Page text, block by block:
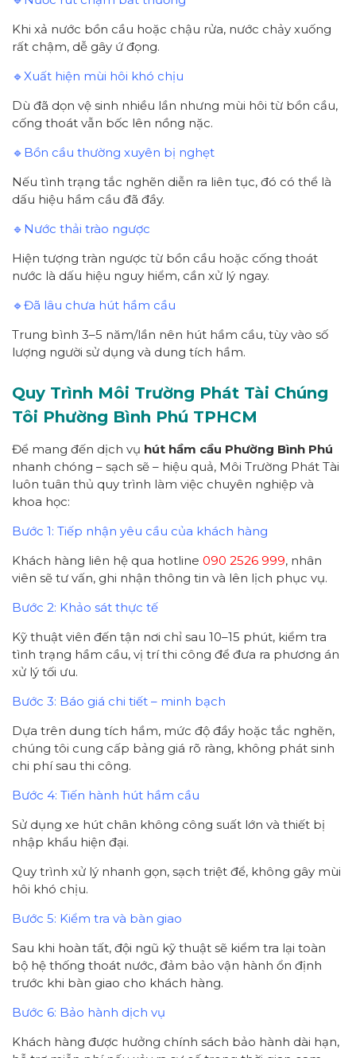
Khi xả nước bồn cầu hoặc chậu rửa, nước chảy xuống
rất chậm, dễ gây ứ đọng.
🔹Xuất hiện mùi hôi khó chịu
Dù đã dọn vệ sinh nhiều lần nhưng mùi hôi từ bồn cầu,
cống thoát vẫn bốc lên nồng nặc.
🔹Bồn cầu thường xuyên bị nghẹt
Nếu tình trạng tắc nghẽn diễn ra liên tục, đó có thể là
dấu hiệu hầm cầu đã đầy.
🔹Nước thải trào ngược
Hiện tượng tràn ngược từ bồn cầu hoặc cống thoát
nước là dấu hiệu nguy hiểm, cần xử lý ngay.
🔹Đã lâu chưa hút hầm cầu
Trung bình 3–5 năm/lần nên hút hầm cầu, tùy vào số
lượng người sử dụng và dung tích hầm.
Quy Trình Môi Trường Phát Tài Chúng
Tôi Phường Bình Phú TPHCM
Để mang đến dịch vụ hút hầm cầu Phường Bình Phú
nhanh chóng – sạch sẽ – hiệu quả, Môi Trường Phát Tài
luôn tuân thủ quy trình làm việc chuyên nghiệp và
khoa học:
Bước 1: Tiếp nhận yêu cầu của khách hàng
Khách hàng liên hệ qua hotline 090 2526 999, nhân
viên sẽ tư vấn, ghi nhận thông tin và lên lịch phục vụ.
Bước 2: Khảo sát thực tế
Kỹ thuật viên đến tận nơi chỉ sau 10–15 phút, kiểm tra
tình trạng hầm cầu, vị trí thi công để đưa ra phương án
xử lý tối ưu.
Bước 3: Báo giá chi tiết – minh bạch
Dựa trên dung tích hầm, mức độ đầy hoặc tắc nghẽn,
chúng tôi cung cấp bảng giá rõ ràng, không phát sinh
chi phí sau thi công.
Bước 4: Tiến hành hút hầm cầu
Sử dụng xe hút chân không công suất lớn và thiết bị
nhập khẩu hiện đại.
Quy trình xử lý nhanh gọn, sạch triệt để, không gây mùi
hôi khó chịu.
Bước 5: Kiểm tra và bàn giao
Sau khi hoàn tất, đội ngũ kỹ thuật sẽ kiểm tra lại toàn
bộ hệ thống thoát nước, đảm bảo vận hành ổn định
trước khi bàn giao cho khách hàng.
Bước 6: Bảo hành dịch vụ
Khách hàng được hưởng chính sách bảo hành dài hạn,